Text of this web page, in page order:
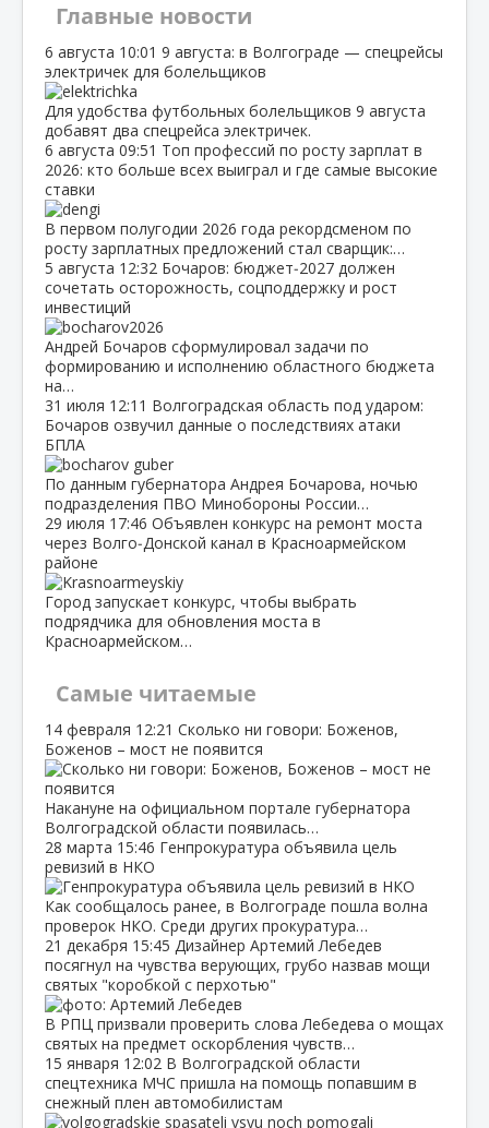
Главные новости
6 августа 10:01 9 августа: в Волгограде — спецрейсы
электричек для болельщиков
Для удобства футбольных болельщиков 9 августа
добавят два спецрейса электричек.
6 августа 09:51 Топ профессий по росту зарплат в
2026: кто больше всех выиграл и где самые высокие
ставки
В первом полугодии 2026 года рекордсменом по
росту зарплатных предложений стал сварщик:…
5 августа 12:32 Бочаров: бюджет‑2027 должен
сочетать осторожность, соцподдержку и рост
инвестиций
Андрей Бочаров сформулировал задачи по
формированию и исполнению областного бюджета
на…
31 июля 12:11 Волгоградская область под ударом:
Бочаров озвучил данные о последствиях атаки
БПЛА
По данным губернатора Андрея Бочарова, ночью
подразделения ПВО Минобороны России…
29 июля 17:46 Объявлен конкурс на ремонт моста
через Волго‑Донской канал в Красноармейском
районе
Город запускает конкурс, чтобы выбрать
подрядчика для обновления моста в
Красноармейском…
Самые читаемые
14 февраля 12:21 Сколько ни говори: Боженов,
Боженов – мост не появится
Накануне на официальном портале губернатора
Волгоградской области появилась…
28 марта 15:46 Генпрокуратура объявила цель
ревизий в НКО
Как сообщалось ранее, в Волгограде пошла волна
проверок НКО. Среди других прокуратура…
21 декабря 15:45 Дизайнер Артемий Лебедев
посягнул на чувства верующих, грубо назвав мощи
святых "коробкой с перхотью"
В РПЦ призвали проверить слова Лебедева о мощах
святых на предмет оскорбления чувств…
15 января 12:02 В Волгоградской области
спецтехника МЧС пришла на помощь попавшим в
снежный плен автомобилистам